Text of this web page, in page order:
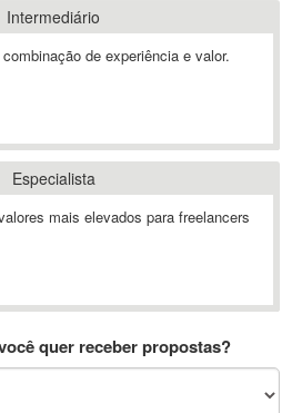
Intermediário
de experiência e valor.
Especialista
mais elevados para freelancers
quer receber propostas?